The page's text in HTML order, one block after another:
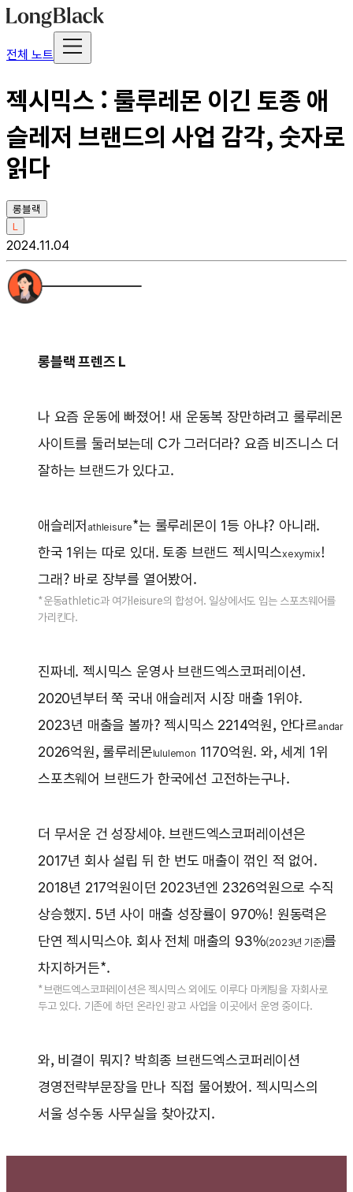
전체 노트
젝시믹스 : 룰루레몬 이긴 토종 애
슬레저 브랜드의 사업 감각, 숫자로
읽다
롱블랙
L
2024.11.04
롱블랙 프렌즈 L
나 요즘 운동에 빠졌어! 새 운동복 장만하려고 룰루레몬
사이트를 둘러보는데 C가 그러더라? 요즘 비즈니스 더
잘하는 브랜드가 있다고.
애슬레저 athleisure*는 룰루레몬이 1등 아냐? 아니래.
한국 1위는 따로 있대. 토종 브랜드 젝시믹스xexymix!
그래? 바로 장부를 열어봤어.
*운동athletic과 여가leisure의 합성어. 일상에서도 입는 스포츠웨어를
가리킨다.
진짜네. 젝시믹스 운영사 브랜드엑스코퍼레이션.
2020년부터 쭉 국내 애슬레저 시장 매출 1위야.
2023년 매출을 볼까? 젝시믹스 2214억원, 안다르andar
2026억원, 룰루레몬lululemon 1170억원. 와, 세계 1위
스포츠웨어 브랜드가 한국에선 고전하는구나.
더 무서운 건 성장세야. 브랜드엑스코퍼레이션은
2017년 회사 설립 뒤 한 번도 매출이 꺾인 적 없어.
2018년 217억원이던 2023년엔 2326억원으로 수직
상승했지. 5년 사이 매출 성장률이 970%! 원동력은
단연 젝시믹스야. 회사 전체 매출의 93%(2023년 기준)를
차지하거든*.
*브랜드엑스코퍼레이션은 젝시믹스 외에도 이루다 마케팅을 자회사로
두고 있다. 기존에 하던 온라인 광고 사업을 이곳에서 운영 중이다.
와, 비결이 뭐지? 박희종 브랜드엑스코퍼레이션
경영전략부문장을 만나 직접 물어봤어. 젝시믹스의
서울 성수동 사무실을 찾아갔지.